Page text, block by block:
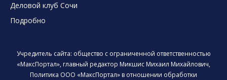
Деловой клуб Сочи
Подробно
Учредитель сайта: общество с ограниченной ответственностью
«МаксПортал», главный редактор Микшис Михаил Михайлович,
Политика ООО «МаксПортал» в отношении обработки